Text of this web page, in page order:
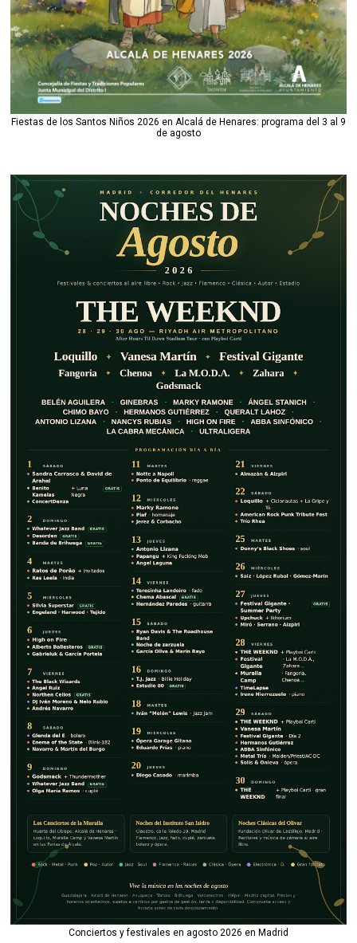
Fiestas de los Santos Niños 2026 en Alcalá de Henares: programa del 3 al 9
de agosto
Conciertos y festivales en agosto 2026 en Madrid